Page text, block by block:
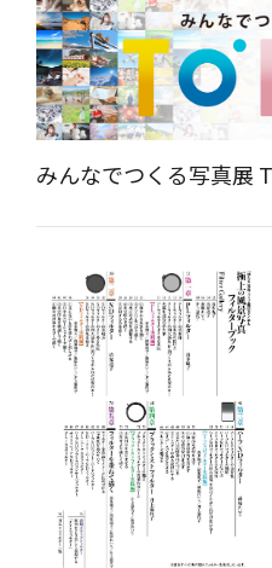
みんなでつくる写真展